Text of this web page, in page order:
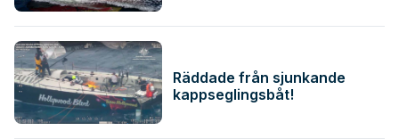
Räddade från sjunkande
kappseglingsbåt!